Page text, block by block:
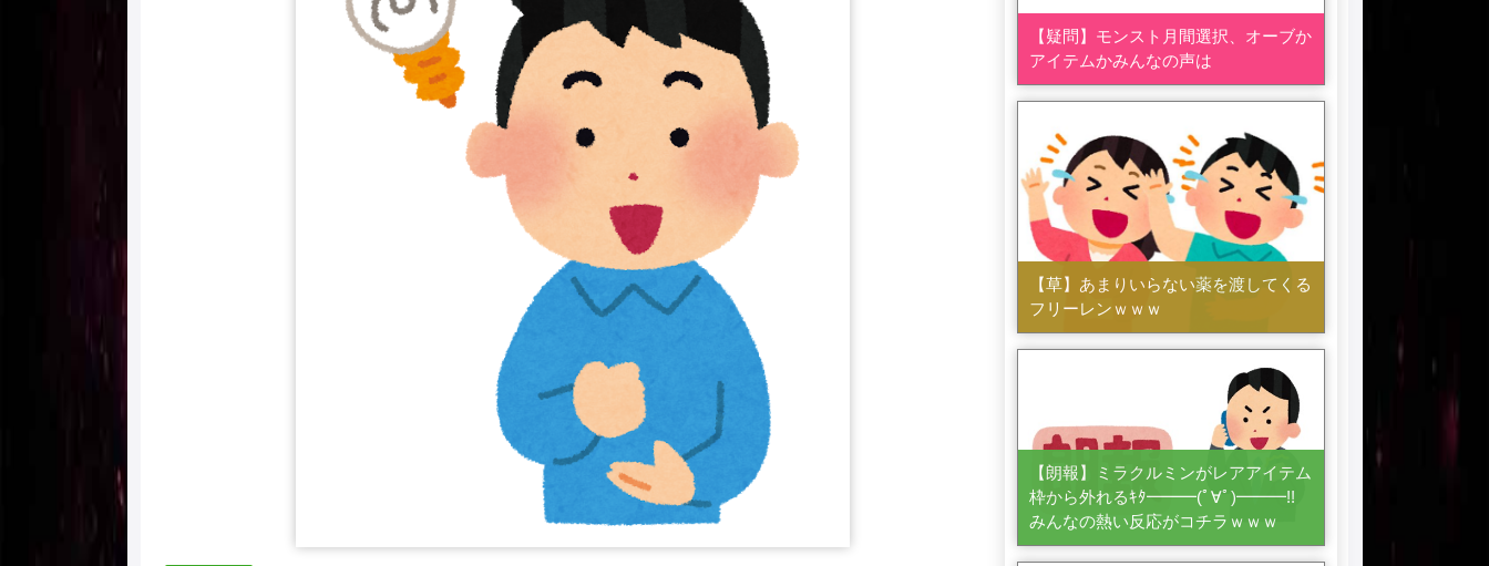
【疑問】モンスト月間選択、オーブか
アイテムかみんなの声は
【草】あまりいらない薬を渡してくる
フリーレンｗｗｗ
【朗報】ミラクルミンがレアアイテム
枠から外れるｷﾀ━━━(ﾟ∀ﾟ)━━━!!
みんなの熱い反応がコチラｗｗｗ